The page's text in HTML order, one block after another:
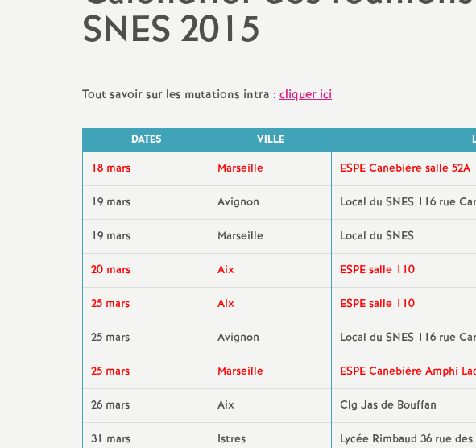
N
i
o
n
d
e
s
Actualités des départements
Section des Alpes-de-Haute-
Provence (04)
Section des Hautes-Alpes (05)
Salaire et indemnités
SNES 2015
Tout savoir sur les mutations intra : cliquer ici
DATES VILLE
18 mars Marseille ESPE Canebière salle 52A
19 mars Avignon Local du SNES 116 rue
19 mars Marseille Local du SNES
20 mars Aix ESPE salle 110
25 mars Aix ESPE salle 110
25 mars Avignon Local du SNES 116 rue
25 mars Marseille ESPE Canebière Amphi
26 mars Aix Clg Jas de Bouffan
31 mars Istres Lycée Rimbaud 36 rue